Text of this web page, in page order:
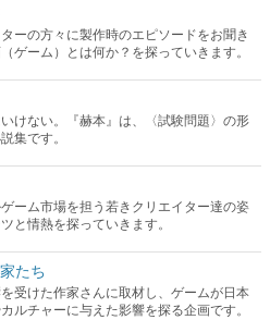
ーの方々に製作時のエピソードをお聞き
ゲーム）とは何か？を探っていきます。
けない。『赫本』は、〈試験問題〉の形
集です。
ーム市場を担う若きクリエイター達の姿
と情熱を探っていきます。
たち
受けた作家さんに取材し、ゲームが日本
ルチャーに与えた影響を探る企画です。